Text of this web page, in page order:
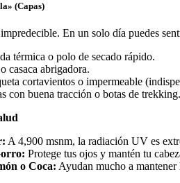
(Capas)
En un solo día puedes
térmica o polo de secado rápido.
casaca abrigadora.
cortavientos o impermeable
con buena tracción o botas de
A 4,900 msnm, la radiación UV es
Protege tus ojos y mantén tu
o Coca: Ayudan mucho a